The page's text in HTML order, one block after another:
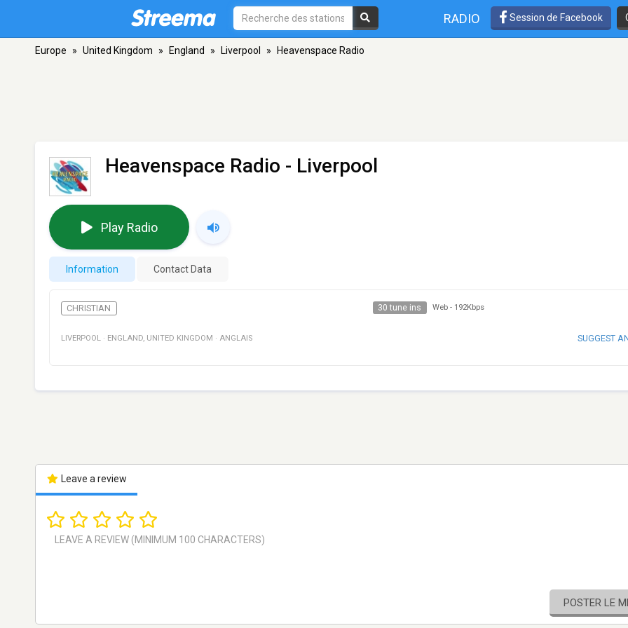
RADIO Session de Facebook
Europe » United Kingdom » England » Liverpool » Heavenspace Radio
Heavenspace Radio - Liverpool
Play Radio
Information Contact Data
CHRISTIAN 30 tune ins Web - 192Kbps
LIVERPOOL · ENGLAND, UNITED KINGDOM · ANGLAIS SUGGEST
Leave a review
POSTER LE